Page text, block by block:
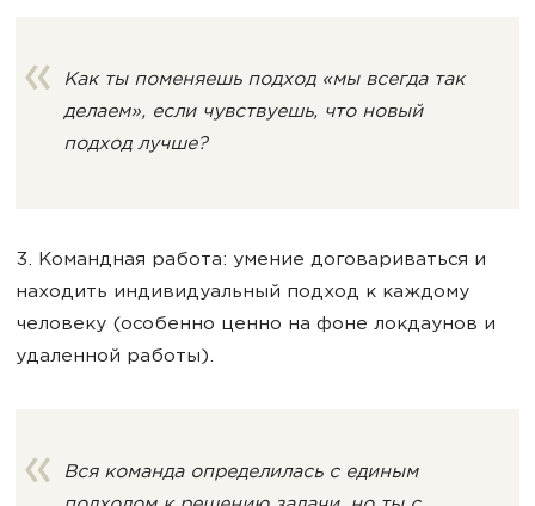
Как ты поменяешь подход «мы всегда так
делаем», если чувствуешь, что новый
подход лучше?
3. Командная работа: умение договариваться и
находить индивидуальный подход к каждому
человеку (особенно ценно на фоне локдаунов и
удаленной работы).
Вся команда определилась с единым